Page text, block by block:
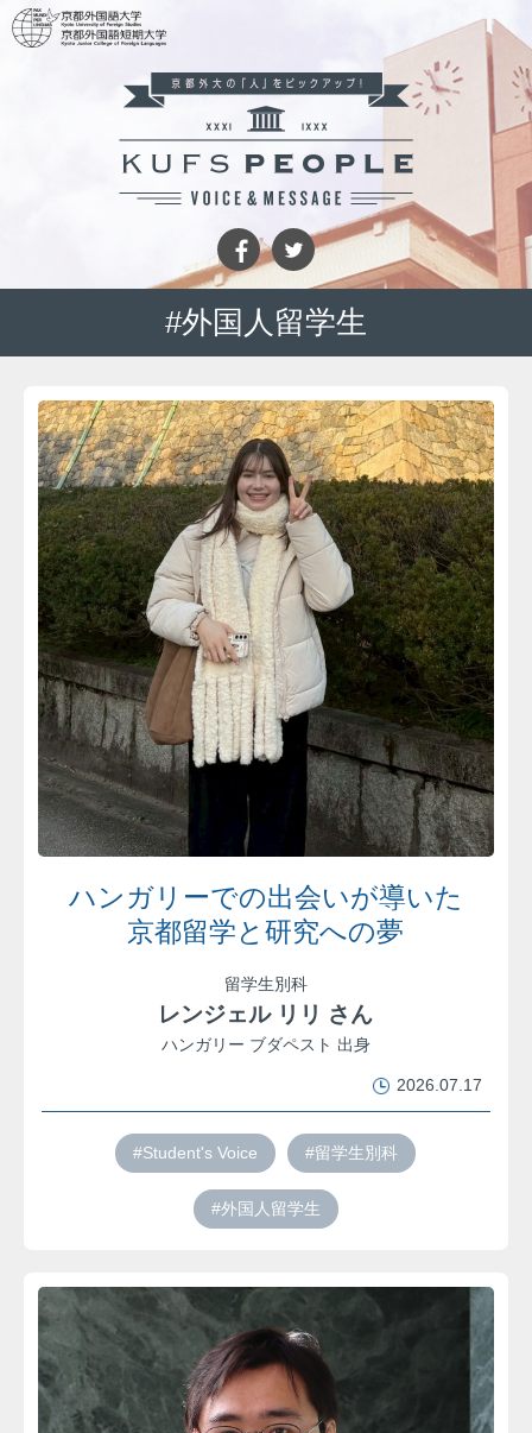
#外国人留学生
ハンガリーでの出会いが導いた
京都留学と研究への夢
留学生別科
レンジェル リリ さん
ハンガリー ブダペスト 出身
2026.07.17
#Student's Voice #留学生別科
#外国人留学生